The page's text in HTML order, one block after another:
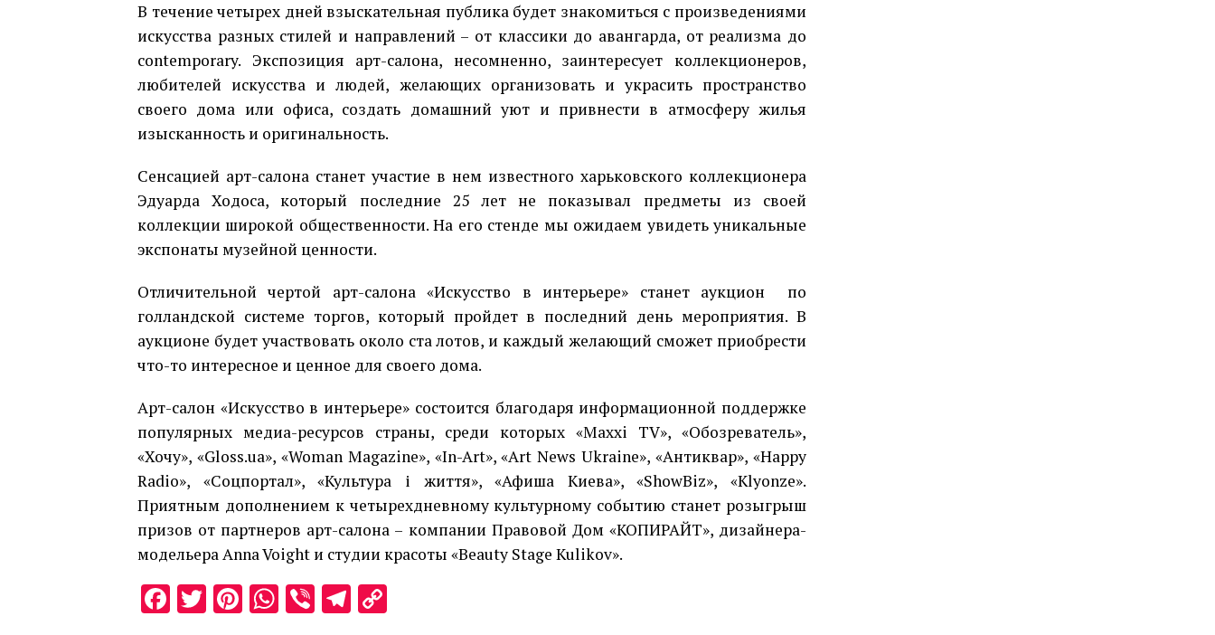
В течение четырех дней взыскательная публика будет знакомиться с произведениями
искусства разных стилей и направлений – от классики до авангарда, от реализма до
contemporary. Экспозиция арт-салона, несомненно, заинтересует коллекционеров,
любителей искусства и людей, желающих организовать и украсить пространство
своего дома или офиса, создать домашний уют и привнести в атмосферу жилья
изысканность и оригинальность.
Сенсацией арт-салона станет участие в нем известного харьковского коллекционера
Эдуарда Ходоса, который последние 25 лет не показывал предметы из своей
коллекции широкой общественности. На его стенде мы ожидаем увидеть уникальные
экспонаты музейной ценности.
Отличительной чертой арт-салона «Искусство в интерьере» станет аукцион по
голландской системе торгов, который пройдет в последний день мероприятия. В
аукционе будет участвовать около ста лотов, и каждый желающий сможет приобрести
что-то интересное и ценное для своего дома.
Арт-салон «Искусство в интерьере» состоится благодаря информационной поддержке
популярных медиа-ресурсов страны, среди которых «Maxxi TV», «Обозреватель»,
«Хочу», «Gloss.ua», «Woman Magazine», «In-Art», «Art News Ukraine», «Антиквар», «Happy
Radio», «Соцпортал», «Культура і життя», «Афиша Киева», «ShowBiz», «Klyonze».
Приятным дополнением к четырехдневному культурному событию станет розыгрыш
призов от партнеров арт-салона – компании Правовой Дом «КОПИРАЙТ», дизайнера-
модельера Аnna Voight и студии красоты «Beauty Stage Kulikov».
Facebook
Twitter
Pinterest
WhatsApp
ViberTelegram